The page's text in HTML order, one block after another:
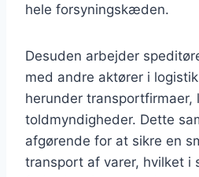
hele forsyningskæden.
Desuden arbejder
med andre aktører i
herunder transportfirmaer,
toldmyndigheder. Dette
afgørende for at sikre en
transport af varer, hvilket i